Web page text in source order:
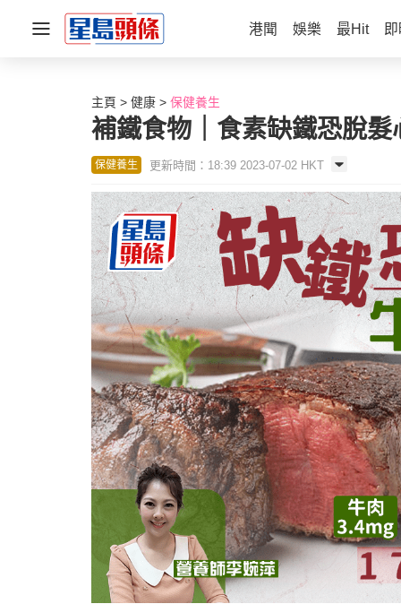
港聞 娛樂 最Hit
主頁 健康 保健養生
補鐵食物｜食素缺鐵恐脫
保健養生 更新時間：18:39 2023-07-02 HKT